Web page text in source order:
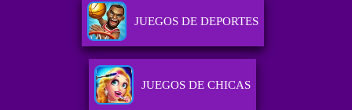
JUEGOS DE DEPORTES
JUEGOS DE CHICAS